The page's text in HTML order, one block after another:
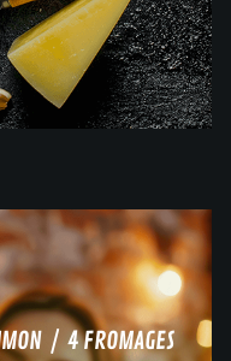
/ 4 FROMAGES